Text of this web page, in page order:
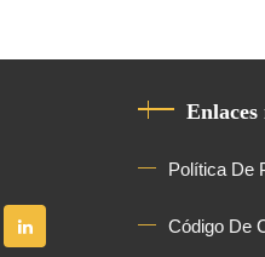
Política De
Código De